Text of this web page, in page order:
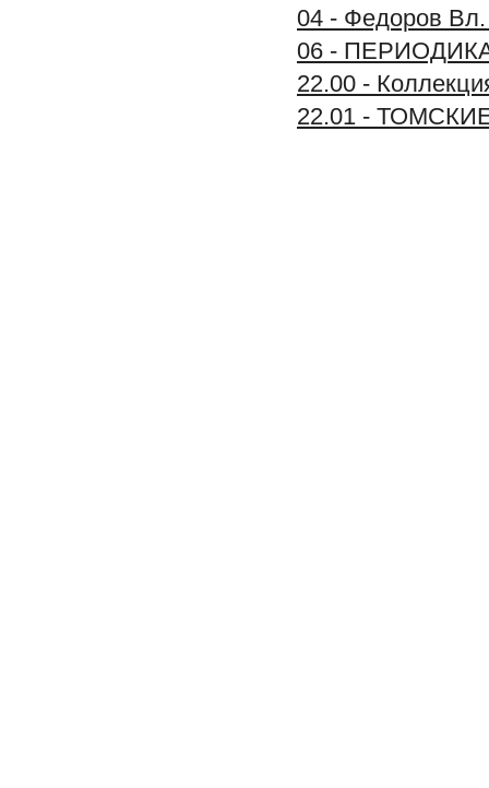
04 - Федоров Вл.
06 -
22.00 -
22.01 -